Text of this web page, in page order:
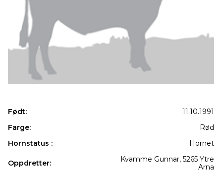
Født:
11.10.1991
Farge:
Rød
Hornstatus :
Hornet
Oppdretter:
Kvamme Gunnar, 5265 Ytre
Arna